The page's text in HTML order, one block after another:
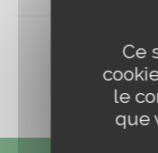
Ce
le
que